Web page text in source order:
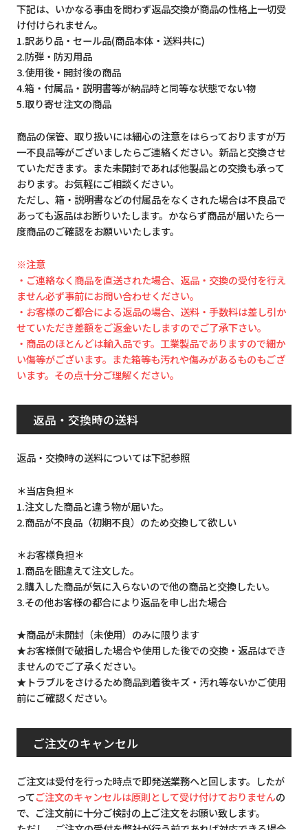
下記は、いかなる事由を問わず返品交換が商品の性格上一切受
け付けられません。
1.訳あり品・セール品(商品本体・送料共に)
2.防弾・防刃用品
3.使用後・開封後の商品
4.箱・付属品・説明書等が納品時と同等な状態でない物
5.取り寄せ注文の商品
商品の保管、取り扱いには細心の注意をはらっておりますが万
一不良品等がございましたらご連絡ください。新品と交換させ
ていただきます。また未開封であれば他製品との交換も承って
おります。お気軽にご相談ください。
ただし、箱・説明書などの付属品をなくされた場合は不良品で
あっても返品はお断りいたします。かならず商品が届いたら一
度商品のご確認をお願いいたします。
※注意
・ご連絡なく商品を直送された場合、返品・交換の受付を行え
ません必ず事前にお問い合わせください。
・お客様のご都合による返品の場合、送料・手数料は差し引か
せていただき差額をご返金いたしますのでご了承下さい。
・商品のほとんどは輸入品です。工業製品でありますので細か
い傷等がございます。また箱等も汚れや傷みがあるものもござ
います。その点十分ご理解ください。
返品・交換時の送料
返品・交換時の送料については下記参照
＊当店負担＊
1.注文した商品と違う物が届いた。
2.商品が不良品（初期不良）のため交換して欲しい
＊お客様負担＊
1.商品を間違えて注文した。
2.購入した商品が気に入らないので他の商品と交換したい。
3.その他お客様の都合により返品を申し出た場合
★商品が未開封（未使用）のみに限ります
★お客様側で破損した場合や使用した後での交換・返品はでき
ませんのでご了承ください。
★トラブルをさけるため商品到着後キズ・汚れ等ないかご使用
前にご確認ください。
ご注文のキャンセル
ご注文は受付を行った時点で即発送業務へと回します。したが
ってご注文のキャンセルは原則として受け付けておりませんの
で、ご注文前に十分ご検討の上ご注文をお願い致します。